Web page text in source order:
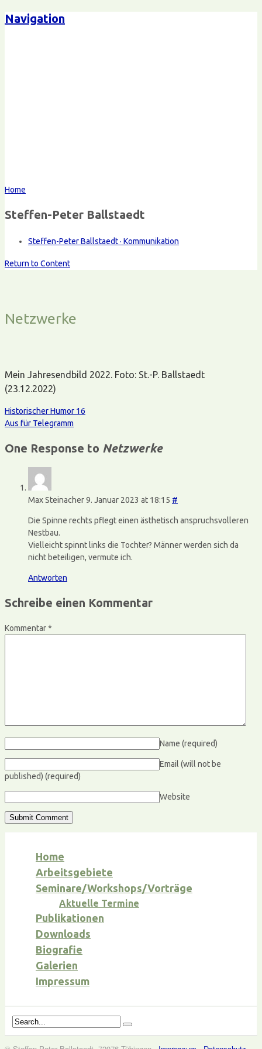
Navigation
Home
Steffen-Peter Ballstaedt
Steffen-Peter Ballstaedt · Kommunikation
Return to Content
Netzwerke
Mein Jahresendbild 2022. Foto: St.-P. Ballstaedt
(23.12.2022)
Historischer Humor 16
Aus für Telegramm
One Response to Netzwerke
Max Steinacher9. Januar 2023 at 18:15 #
Die Spinne rechts pflegt einen ästhetisch anspruchsvolleren
Nestbau.
Vielleicht spinnt links die Tochter? Männer werden sich da
nicht beteiligen, vermute ich.
Antworten
Schreibe einen Kommentar
Kommentar*
Name (required)
Email (will not be
published) (required)
Website
Home
Arbeitsgebiete
Seminare/Workshops/Vorträge
Aktuelle Termine
Publikationen
Downloads
Biografie
Galerien
Impressum